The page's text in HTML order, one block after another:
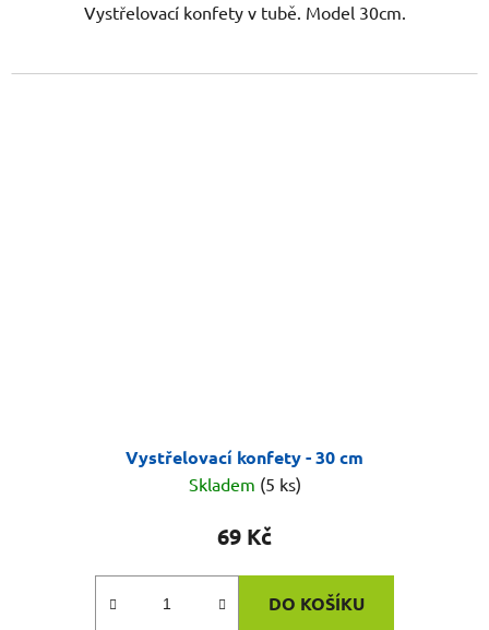
Vystřelovací konfety v tubě. Model 30cm.
Vystřelovací konfety - 30 cm
Skladem (5 ks)
69 Kč
DO KOŠÍKU